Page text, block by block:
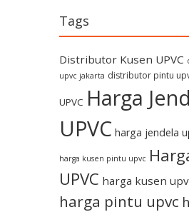
Tags
Distributor Kusen UPVC
upvc jakarta distributor pintu
UPVC Harga
UPVC harga jendela
harga kusen pintu upvc
UPVC harga kusen
harga pintu upvc